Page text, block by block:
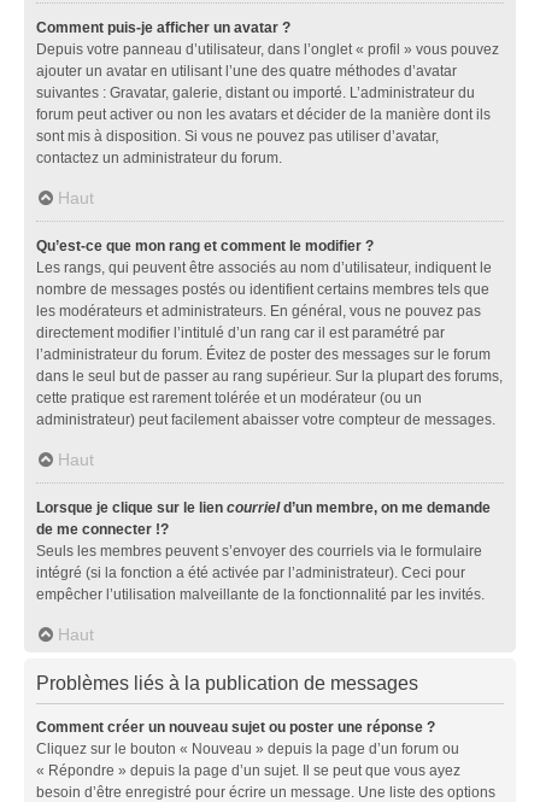
Comment puis-je afficher un avatar ?
Depuis votre panneau d’utilisateur, dans l’onglet « profil » vous pouvez
ajouter un avatar en utilisant l’une des quatre méthodes d’avatar
suivantes : Gravatar, galerie, distant ou importé. L’administrateur du
forum peut activer ou non les avatars et décider de la manière dont ils
sont mis à disposition. Si vous ne pouvez pas utiliser d’avatar,
contactez un administrateur du forum.
Haut
Qu’est-ce que mon rang et comment le modifier ?
Les rangs, qui peuvent être associés au nom d’utilisateur, indiquent le
nombre de messages postés ou identifient certains membres tels que
les modérateurs et administrateurs. En général, vous ne pouvez pas
directement modifier l’intitulé d’un rang car il est paramétré par
l’administrateur du forum. Évitez de poster des messages sur le forum
dans le seul but de passer au rang supérieur. Sur la plupart des forums,
cette pratique est rarement tolérée et un modérateur (ou un
administrateur) peut facilement abaisser votre compteur de messages.
Haut
Lorsque je clique sur le lien courrield’un membre, on me demande
de me connecter !?
Seuls les membres peuvent s’envoyer des courriels via le formulaire
intégré (si la fonction a été activée par l’administrateur). Ceci pour
empêcher l’utilisation malveillante de la fonctionnalité par les invités.
Haut
Problèmes liés à la publication de messages
Comment créer un nouveau sujet ou poster une réponse ?
Cliquez sur le bouton « Nouveau » depuis la page d’un forum ou
« Répondre » depuis la page d’un sujet. Il se peut que vous ayez
besoin d’être enregistré pour écrire un message. Une liste des options